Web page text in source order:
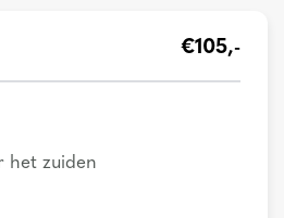
€105,-
het zuiden